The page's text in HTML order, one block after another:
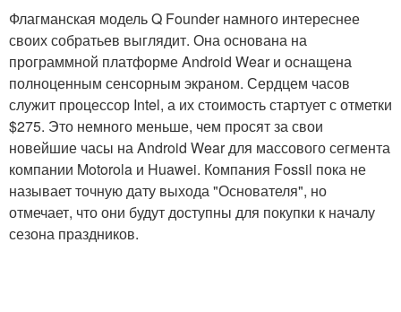
Флагманская модель Q Founder намного интереснее
своих собратьев выглядит. Она основана на
программной платформе Android Wear и оснащена
полноценным сенсорным экраном. Сердцем часов
служит процессор Intel, а их стоимость стартует с отметки
$275. Это немного меньше, чем просят за свои
новейшие часы на Android Wear для массового сегмента
компании Motorola и Huawei. Компания Fossil пока не
называет точную дату выхода "Основателя", но
отмечает, что они будут доступны для покупки к началу
сезона праздников.